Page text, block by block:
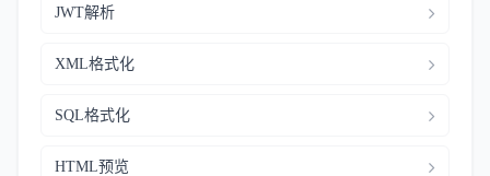
JWT解析
XML格式化
SQL格式化
HTML预览